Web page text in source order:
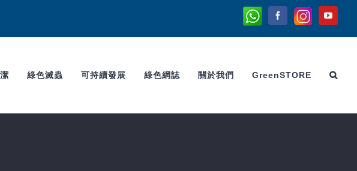
Whatsapp
Facebook
Instagram
綠色滅蟲 可持續發展 綠色網誌 關於我們 GreenSTORE